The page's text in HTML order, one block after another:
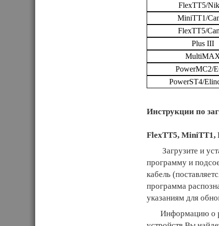
FlexTT5/
MiniTT1/
FlexTT5/
Plus III
PowerMC2/
PowerST4/
Инструкции по
FlexTT5, MiniTT1,
Загрузите и
программу и
кабель
программа
указаниям для
Информацию о